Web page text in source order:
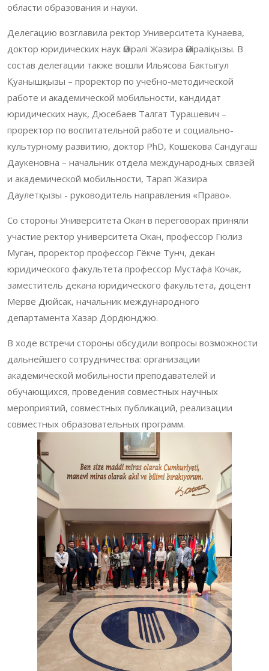
области образования и науки.
Делегацию возглавила ректор Университета Кунаева,
доктор юридических наук Өмірәлі Жәзира Өмірәліқызы. В
состав делегации также вошли Ильясова Бактыгул
Қуанышқызы – проректор по учебно-методической
работе и академической мобильности, кандидат
юридических наук, Дюсебаев Талгат Турашевич –
проректор по воспитательной работе и социально-
культурному развитию, доктор PhD, Кошекова Сандугаш
Даукеновна – начальник отдела международных связей
и академической мобильности, Тарап Жазира
Даулетқызы - руководитель направления «Право».
Со стороны Университета Окан в переговорах приняли
участие ректор университета Окан, профессор Гюлиз
Муган, проректор профессор Гёкче Тунч, декан
юридического факультета профессор Мустафа Кочак,
заместитель декана юридического факультета, доцент
Мерве Дюйсак, начальник международного
департамента Хазар Дордюнджю.
В ходе встречи стороны обсудили вопросы возможности
дальнейшего сотрудничества: организации
академической мобильности преподавателей и
обучающихся, проведения совместных научных
мероприятий, совместных публикаций, реализации
совместных образовательных программ.